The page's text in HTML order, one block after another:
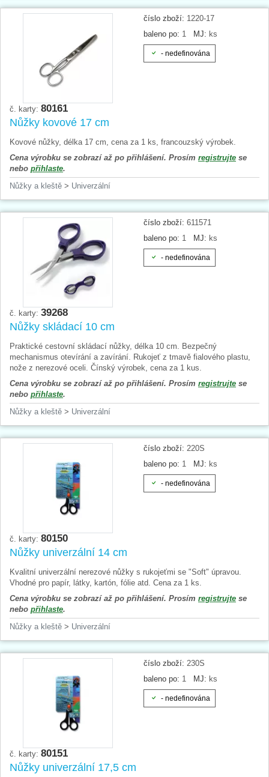
číslo zboží: 1220-17
baleno po: 1 MJ: ks
- nedefinována
č. karty: 80161
Nůžky kovové 17 cm
Kovové nůžky, délka 17 cm, cena za 1 ks, francouzský výrobek.
Cena výrobku se zobrazí až po přihlášení. Prosím registrujte se
nebo přihlaste.
Nůžky a kleště > Univerzální
číslo zboží: 611571
baleno po: 1 MJ: ks
- nedefinována
č. karty: 39268
Nůžky skládací 10 cm
Praktické cestovní skládací nůžky, délka 10 cm. Bezpečný
mechanismus otevírání a zavírání. Rukojeť z tmavě fialového plastu,
nože z nerezové oceli. Čínský výrobek, cena za 1 kus.
Cena výrobku se zobrazí až po přihlášení. Prosím registrujte se
nebo přihlaste.
Nůžky a kleště > Univerzální
číslo zboží: 220S
baleno po: 1 MJ: ks
- nedefinována
č. karty: 80150
Nůžky univerzální 14 cm
Kvalitní univerzální nerezové nůžky s rukojeťmi se "Soft" úpravou.
Vhodné pro papír, látky, kartón, fólie atd. Cena za 1 ks.
Cena výrobku se zobrazí až po přihlášení. Prosím registrujte se
nebo přihlaste.
Nůžky a kleště > Univerzální
číslo zboží: 230S
baleno po: 1 MJ: ks
- nedefinována
č. karty: 80151
Nůžky univerzální 17,5 cm